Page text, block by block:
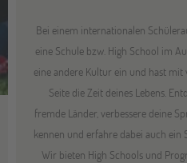
Bei einem internationalen
eine Schule bzw. High School im
eine andere Kultur ein und hast
Seite die Zeit deines Lebens.
fremde Länder, verbessere deine
kennen und erfahre dabei auch ein
Wir bieten High Schools und